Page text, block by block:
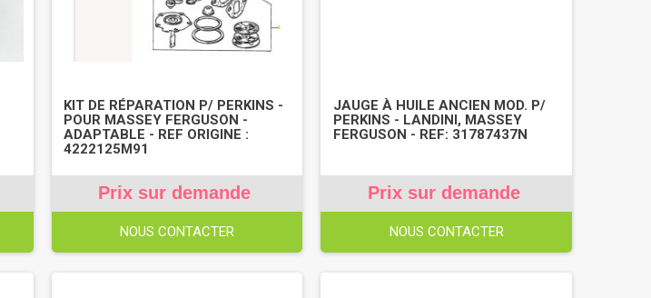
KIT DE RÉPARATION P/ PERKINS -
POUR MASSEY FERGUSON -
ADAPTABLE - REF ORIGINE :
4222125M91
Prix sur demande
NOUS CONTACTER
JAUGE À HUILE ANCIEN MOD. P/
PERKINS - LANDINI, MASSEY
FERGUSON - REF: 31787437N
Prix sur demande
NOUS CONTACTER